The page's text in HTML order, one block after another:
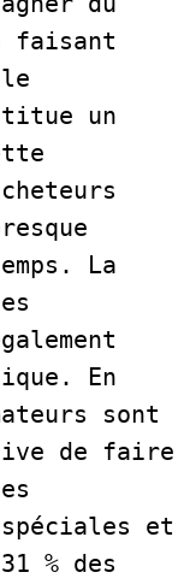
faisant
un
La
En
sont
de faire
et
% des